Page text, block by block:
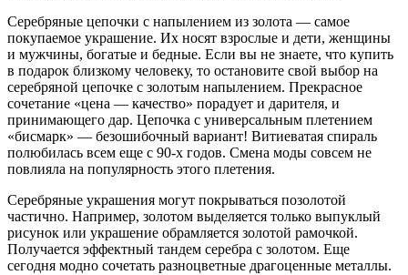
Серебряные цепочки с напылением из золота — самое
покупаемое украшение. Их носят взрослые и дети, женщины
и мужчины, богатые и бедные. Если вы не знаете, что купить
в подарок близкому человеку, то остановите свой выбор на
серебряной цепочке с золотым напылением. Прекрасное
сочетание «цена — качество» порадует и дарителя, и
принимающего дар. Цепочка с универсальным плетением
«бисмарк» — безошибочный вариант! Витиеватая спираль
полюбилась всем еще с 90-х годов. Смена моды совсем не
повлияла на популярность этого плетения.
Серебряные украшения могут покрываться позолотой
частично. Например, золотом выделяется только выпуклый
рисунок или украшение обрамляется золотой рамочкой.
Получается эффектный тандем серебра с золотом. Еще
сегодня модно сочетать разноцветные драгоценные металлы.